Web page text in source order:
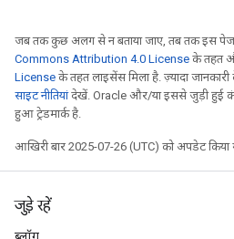
जब तक कुछ अलग से न बताया जाए, तब तक इस पेज
Commons Attribution 4.0 License के तहत
License के तहत लाइसेंस मिला है. ज़्यादा जानकारी
साइट नीतियांदेखें. Oracle और/या इससे जुड़ी हुई
हुआ ट्रेडमार्क है.
आखिरी बार 2025-07-26 (UTC) को अपडेट किया
जुड़े रहें